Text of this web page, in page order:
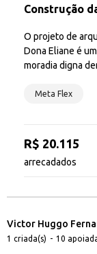
Construção
O projeto de
Dona Eliane é
moradia digna
Meta Flex
R$ 20.115
arrecadados
Victor Huggo
1 criada(s) - 10